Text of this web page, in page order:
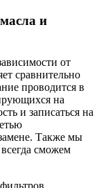
и
от
сравнительно
проводится в
на
и записаться на
Также мы
сможем